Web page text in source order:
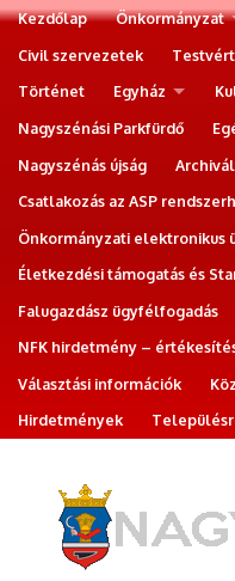
Kezdőlap Önkormányzat
Civil szervezetek
Történet
Egyház
Nagyszénási Parkfürdő
Nagyszénás újság
Csatlakozás az ASP
Önkormányzati elektronikus
Életkezdési támogatás és
Falugazdász ügyfélfogadás
NFK hirdetmény –
Választási információk
Hirdetmények